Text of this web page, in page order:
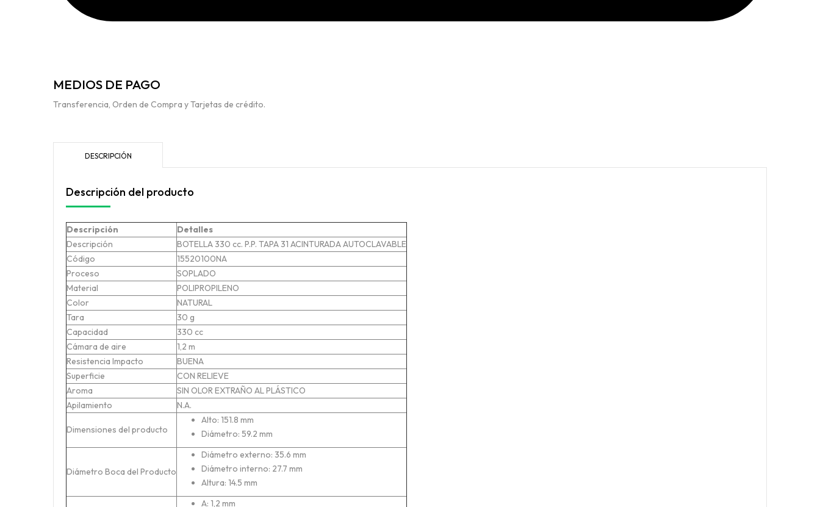
MEDIOS DE PAGO
Transferencia, Orden de Compra y Tarjetas de crédito.
DESCRIPCIÓN
Descripción del producto
Descripción
Detalles
Descripción
BOTELLA 330 cc. P.P. TAPA 31 ACINTURADA AUTOCLAVABLE
Código
15520100NA
Proceso
SOPLADO
Material
POLIPROPILENO
Color
NATURAL
Tara
30 g
Capacidad
330 cc
Cámara de aire
1,2 m
Resistencia Impacto
BUENA
Superficie
CON RELIEVE
Aroma
SIN OLOR EXTRAÑO AL PLÁSTICO
Apilamiento
N.A.
Dimensiones del producto
Alto: 151.8 mm
Diámetro: 59.2 mm
Diámetro Boca del Producto
Diámetro externo: 35.6 mm
Diámetro interno: 27.7 mm
Altura: 14.5 mm
A: 1,2 mm